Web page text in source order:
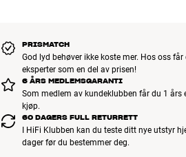
PRISMATCH
God lyd behøver ikke koste mer. Hos oss
eksperter som en del av prisen!
6 ÅRS MEDLEMSGARANTI
Som medlem av kundeklubben får du 1 års
kjøp.
60 DAGERS FULL RETURRETT
I HiFi Klubben kan du teste ditt nye utstyr
dager før du bestemmer deg.